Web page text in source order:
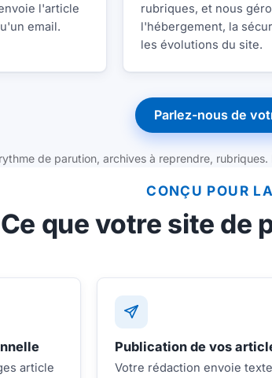
l'article
email.
rubriques, et nous
l'hébergement, la
les évolutions du site.
Parlez-nous de
de parution, archives à reprendre,
CONÇU POUR
Ce que votre site de
article
Publication de vos
Votre rédaction envoie